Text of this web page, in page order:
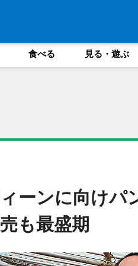
食べる 見る・遊ぶ
ーンに向けパ
も最盛期